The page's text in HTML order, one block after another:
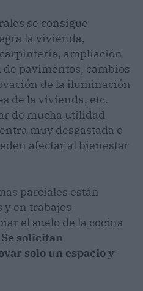
se consigue
la vivienda,
ampliación
pavimentos, cambios
de la iluminación
de la vivienda, etc.
de mucha utilidad
muy desgastada o
afectar al bienestar
parciales están
y en trabajos
el suelo de la cocina
Se solicitan
solo un espacio y